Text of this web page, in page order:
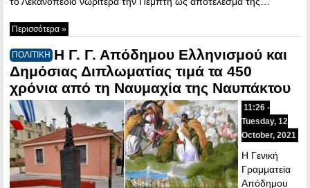
Περισσότερα »
ΠΟΛΙΤΙΚΗ Η Γ. Γ. Απόδημου Ελληνισμού και
Δημόσιας Διπλωματίας τιμά τα 450
χρόνια από τη Ναυμαχία της Ναυπάκτου
11:26 -
Tuesday, 12
October, 2021
Η Γενική
Γραμματεία
Απόδημου